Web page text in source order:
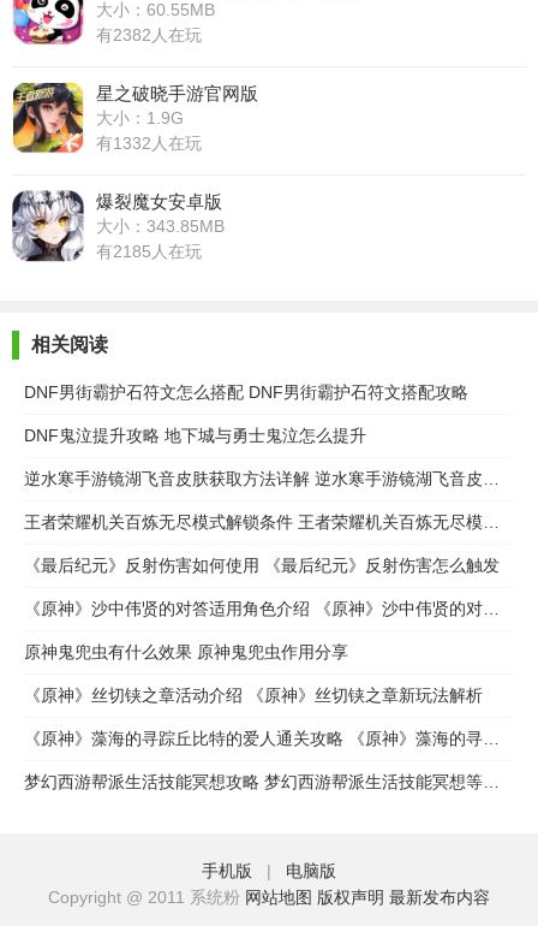
大小：60.55MB
有2382人在玩
星之破晓手游官网版
大小：1.9G
有1332人在玩
爆裂魔女安卓版
大小：343.85MB
有2185人在玩
相关阅读
DNF男街霸护石符文怎么搭配 DNF男街霸护石符文搭配攻略
DNF鬼泣提升攻略 地下城与勇士鬼泣怎么提升
《最后纪元》反射伤害如何使用 《最后纪元》反射伤害怎么触发
原神鬼兜虫有什么效果 原神鬼兜虫作用分享
《原神》丝切铗之章活动介绍 《原神》丝切铗之章新玩法解析
手机版 | 电脑版
Copyright @ 2011 系统粉 网站地图 版权声明 最新发布内容